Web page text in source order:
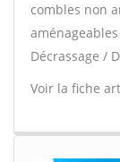
combles non
Décrassage /
Voir la fiche